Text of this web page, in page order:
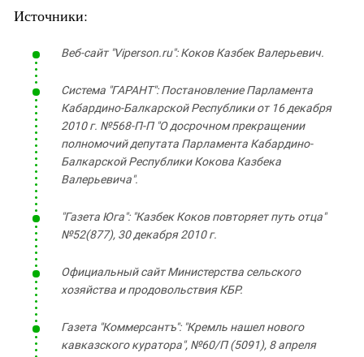
Источники:
Веб-сайт "Viperson.ru": Коков Казбек Валерьевич.
Система "ГАРАНТ": Постановление Парламента
Кабардино-Балкарской Республики от 16 декабря
2010 г. №568-П-П "О досрочном прекращении
полномочий депутата Парламента Кабардино-
Балкарской Республики Кокова Казбека
Валерьевича".
"Газета Юга": "Казбек Коков повторяет путь отца"
№52(877), 30 декабря 2010 г.
Официальный сайт Министерства сельского
хозяйства и продовольствия КБР.
Газета "Коммерсантъ": "Кремль нашел нового
кавказского куратора", №60/П (5091), 8 апреля